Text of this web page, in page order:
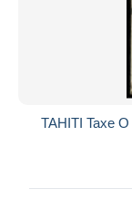
TAHITI Taxe